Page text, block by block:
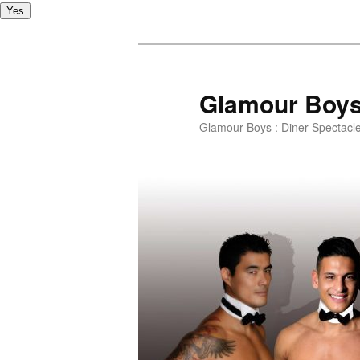
Yes
Glamour
Glamour Boys : Diner